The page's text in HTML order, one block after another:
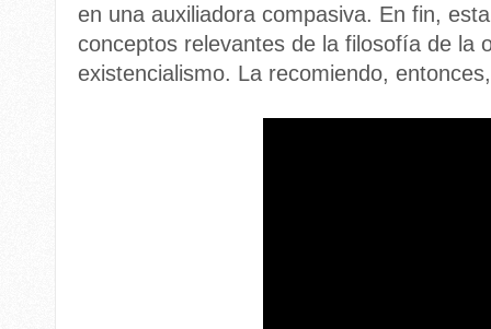
en una auxiliadora compasiva. En fin,
conceptos relevantes de la filosofía de la
existencialismo. La recomiendo,